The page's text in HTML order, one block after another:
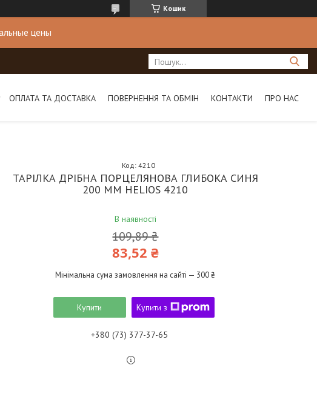
Кошик
цены
ОПЛАТА ТА ДОСТАВКА ПОВЕРНЕННЯ ТА ОБМІН КОНТАКТИ ПРО НАС
ТАРІЛКА ДРІБНА ПОРЦЕЛЯНОВА ГЛИБОКА СИНЯ
200 ММ HELIOS 4210
В наявності
Код: 4210
109,89 ₴
83,52 ₴
Мінімальна сума замовлення на сайті — 300 ₴
Купити Купити з
+380 (73) 377-37-65